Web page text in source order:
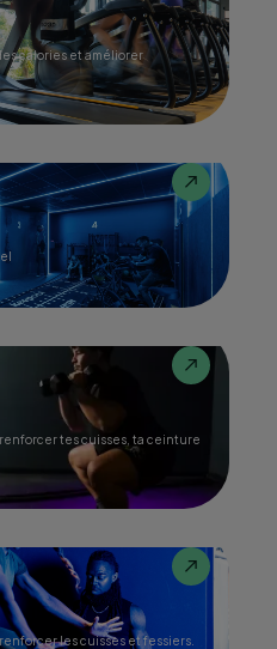
calories et améliorer
tes cuisses, ta ceinture
les cuisses et fessiers.